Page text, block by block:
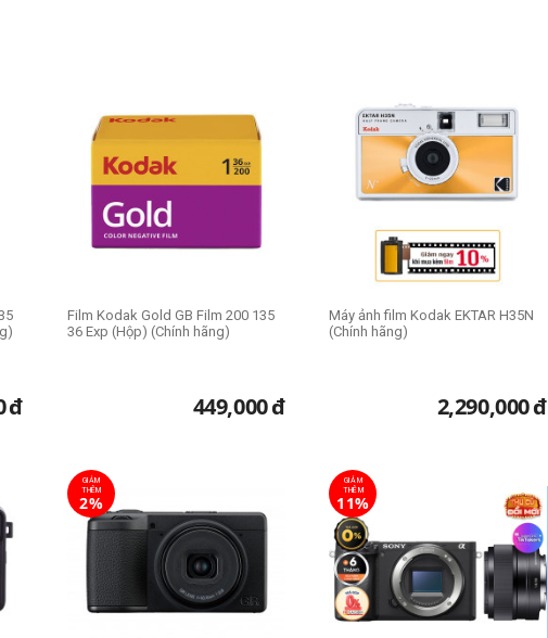
đ
Film Kodak Gold GB Film 200 135
36 Exp (Hộp) (Chính hãng)
449,000đ
Máy ảnh film Kodak EKTAR H35N
(Chính hãng)
2,290,000đ
GIẢM
THÊM
2%
GIẢM
THÊM
11%